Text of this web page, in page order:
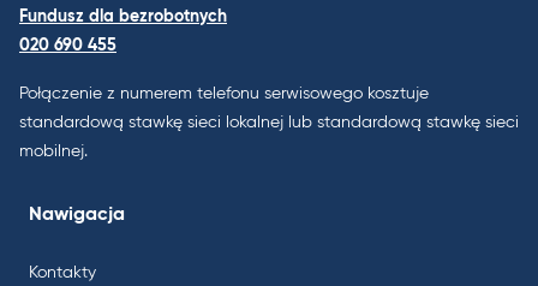
Fundusz dla bezrobotnych
020 690 455
Połączenie z numerem telefonu serwisowego kosztuje
standardową stawkę sieci lokalnej lub standardową stawkę sieci
mobilnej.
Nawigacja
Kontakty